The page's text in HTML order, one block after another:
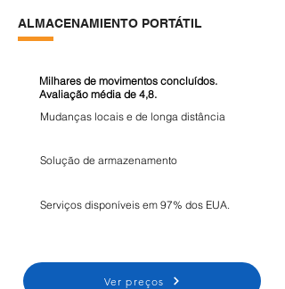
ALMACENAMIENTO PORTÁTIL
Milhares de movimentos concluídos.
Avaliação média de 4,8.
Mudanças locais e de longa distância
Solução de armazenamento
Serviços disponíveis em 97% dos EUA.
Ver preços